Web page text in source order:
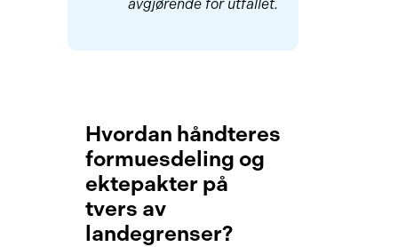
avgjørende for utfallet.
Hvordan håndteres
formuesdeling og
ektepakter på
tvers av
landegrenser?